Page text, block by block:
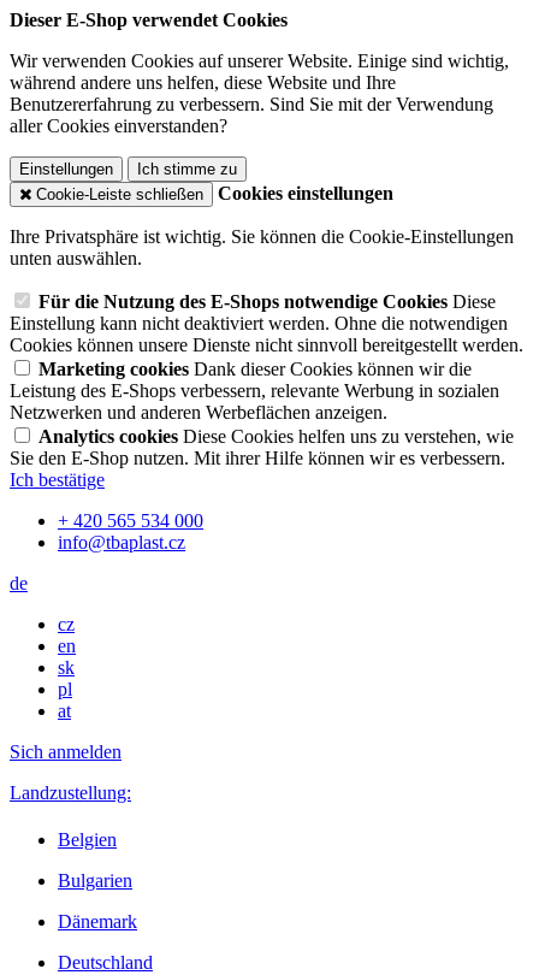
Dieser E-Shop verwendet Cookies
Wir verwenden Cookies auf unserer Website. Einige sind wichtig,
während andere uns helfen, diese Website und Ihre
Benutzererfahrung zu verbessern. Sind Sie mit der Verwendung
aller Cookies einverstanden?
Einstellungen
Ich stimme zu
Cookie-Leiste schließen
Cookies einstellungen
Ihre Privatsphäre ist wichtig. Sie können die Cookie-Einstellungen
unten auswählen.
Für die Nutzung des E-Shops notwendige Cookies Diese
Einstellung kann nicht deaktiviert werden. Ohne die notwendigen
Cookies können unsere Dienste nicht sinnvoll bereitgestellt werden.
Marketing cookies Dank dieser Cookies können wir die
Leistung des E-Shops verbessern, relevante Werbung in sozialen
Netzwerken und anderen Werbeflächen anzeigen.
Analytics cookies Diese Cookies helfen uns zu verstehen, wie
Sie den E-Shop nutzen. Mit ihrer Hilfe können wir es verbessern.
Ich bestätige
+ 420 565 534 000
info@tbaplast.cz
de
cz
en
sk
pl
at
Sich anmelden
Landzustellung:
Belgien
Bulgarien
Dänemark
Deutschland